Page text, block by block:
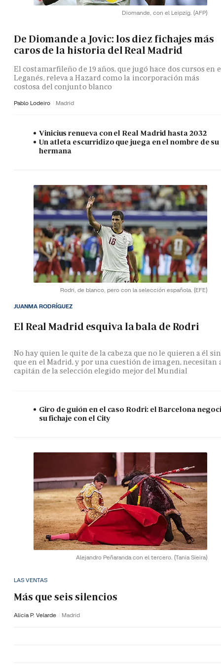
Diomande, con el Leipzig. (AFP)
De Diomande a Jovic: los diez fichajes más
caros de la historia del Real Madrid
El costamarfileño de 19 años, que jugó hace dos cursos en
Leganés, releva a Hazard como la incorporación más
costosa del conjunto blanco
Pablo Lodeiro Madrid
Vinicius renueva con el Real Madrid hasta 2032
Un atleta escurridizo que juega en el nombre de su
hermana
Rodri, de blanco, pero con la selección española. (EFE)
El Real Madrid esquiva la bala de Rodri
No hay quien le quite de la cabeza que no le quieren a él
que en el Madrid, y por una cuestión de imagen, necesitan
capitán de la selección elegido mejor del Mundial
JUANMA RODRÍGUEZ
Giro de guión en el caso Rodri: el Barcelona
su fichaje con el City
Alejandro Peñaranda con el tercero. (Tania Sieira)
LAS VENTAS
Más que seis silencios
Alicia P. Velarde Madrid